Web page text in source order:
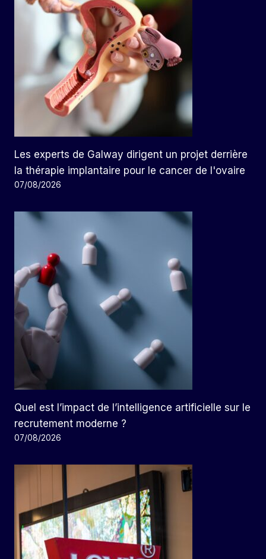
Les experts de Galway dirigent un projet derrière
la thérapie implantaire pour le cancer de l'ovaire
07/08/2026
Quel est l’impact de l’intelligence artificielle sur le
recrutement moderne ?
07/08/2026